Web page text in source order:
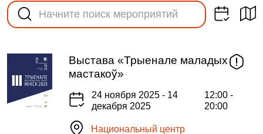
Выстава «Трыенале маладых
мастакоў»
24 ноября 2025 - 14
декабря 2025
12:00 -
20:00
Национальный центр